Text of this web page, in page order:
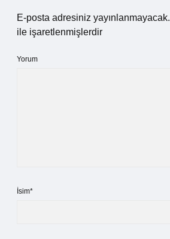
E-posta adresiniz yayınlanmayacak.
ile işaretlenmişlerdir
Yorum
İsim*